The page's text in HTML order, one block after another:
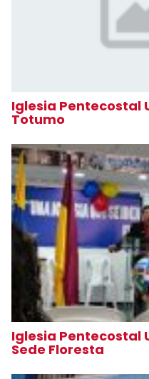
Iglesia Pentecostal
Totumo
Iglesia Pentecostal
Sede Floresta